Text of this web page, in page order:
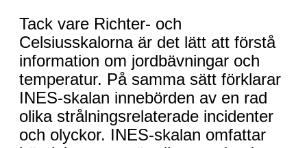
INES-
skalan
Tack vare Richter- och
Celsiusskalorna är det lätt att förstå
information om jordbävningar och
temperatur. På samma sätt förklarar
INES-skalan innebörden av en rad
olika strålningsrelaterade incidenter
och olyckor. INES-skalan omfattar